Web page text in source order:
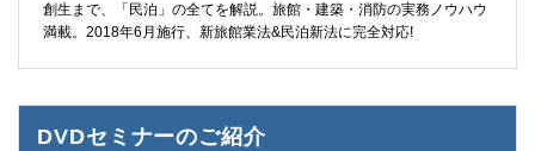
創生まで、「民泊」の全てを解説。旅館・建築・消防の実務ノウハウ
満載。2018年6月施行、新旅館業法&民泊新法に完全対応!
DVDセミナーのご紹介